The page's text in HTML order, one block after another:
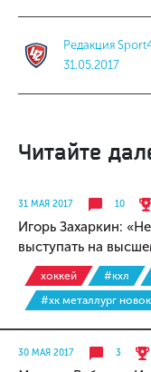
Редакция
31.05.2017
Читайте
31 МАЯ 2017 10
Игорь Захаркин:
выступать на
хоккей #кхл
#хк металлург
30 МАЯ 2017 3